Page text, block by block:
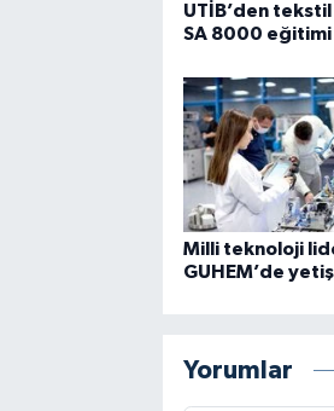
UTİB’den
SA 8000 eğitimi
Milli teknoloji
GUHEM’de
Yorumlar